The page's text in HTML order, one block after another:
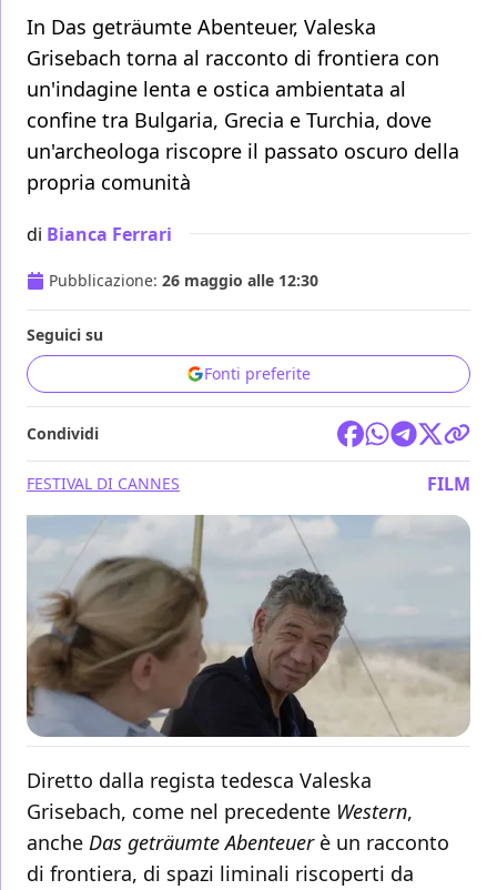
In Das geträumte Abenteuer, Valeska
Grisebach torna al racconto di frontiera con
un'indagine lenta e ostica ambientata al
confine tra Bulgaria, Grecia e Turchia, dove
un'archeologa riscopre il passato oscuro della
propria comunità
di Bianca Ferrari
Pubblicazione: 26 maggio alle 12:30
Seguici su
Fonti preferite
Condividi
FESTIVAL DI CANNES FILM
Diretto dalla regista tedesca Valeska
Grisebach, come nel precedente Western,
anche Das geträumte Abenteuerè un racconto
di frontiera, di spazi liminali riscoperti da